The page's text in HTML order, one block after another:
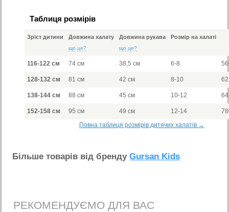
Таблиця розмірів
Зріст дитини Довжина халату
що це?
Довжина рукава
що це?
Розмір на халаті
116-122 см 74 см 38,5 см 6-8
128-132 см 81 см 42 см 8-10
138-144 см 88 см 45 см 10-12
152-158 см 95 см 49 см 12-14
Повна таблиця розмірів дитячих халатів →
Бiльше товарiв вiд брендуGursan Kids
РЕКОМЕНДУЄМО ДЛЯ ВАС